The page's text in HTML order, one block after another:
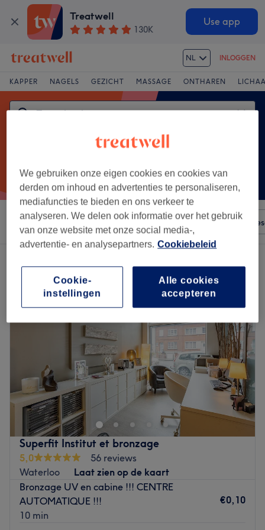
Treatwell
130K
Use app
NL INLOGGEN
KAPPER NAGELS GEZICHT MASSAGE ONTHAREN
Sorteer op Voorzieningen Merken Salons
Superfit Institut et bronzage
5,0
56 reviews
Waterloo
Laat zien op de kaart
Bronzage UV en cabine !!! CENTRE
AUTOMATIQUE !!!
10 min
€0,10
We gebruiken onze eigen cookies en cookies van
derden om inhoud en advertenties te personaliseren,
mediafuncties te bieden en ons verkeer te
analyseren. We delen ook informatie over het gebruik
van onze website met onze social media-,
advertentie- en analysepartners. Cookiebeleid
Alle cookies
accepteren
Cookie-
instellingen